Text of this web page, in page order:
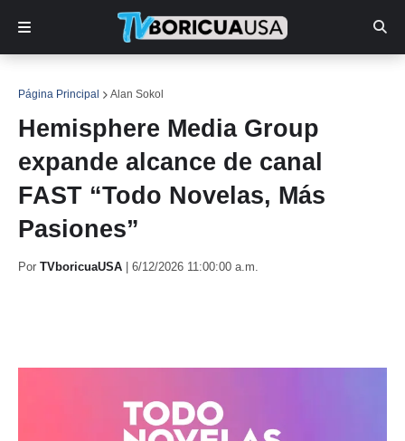
Página Principal Alan Sokol
Hemisphere Media Group
expande alcance de canal
FAST “Todo Novelas, Más
Pasiones”
Por TVboricuaUSA 6/12/2026 11:00:00 a.m.